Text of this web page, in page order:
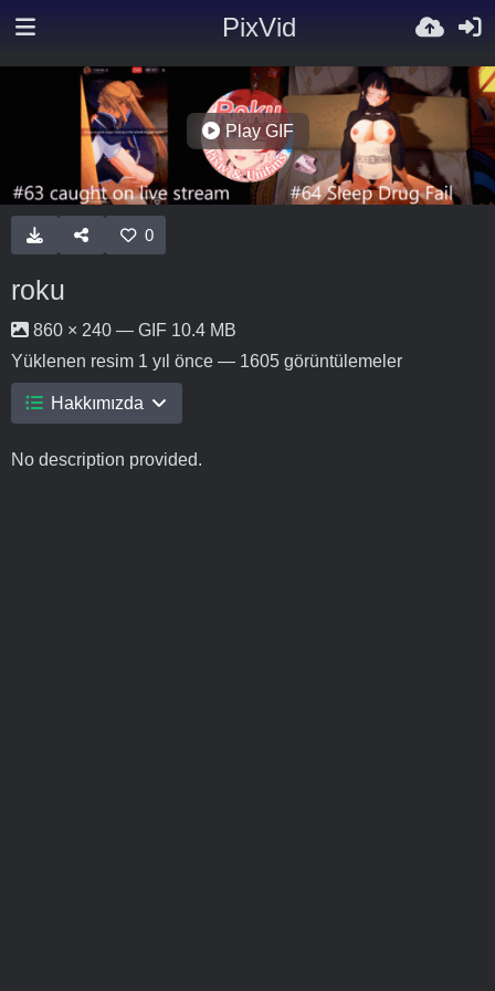
PixVid
Play GIF
0
roku
860 × 240 — GIF 10.4 MB
Yüklenen resim 1 yıl önce — 1605 görüntülemeler
Hakkımızda
No description provided.